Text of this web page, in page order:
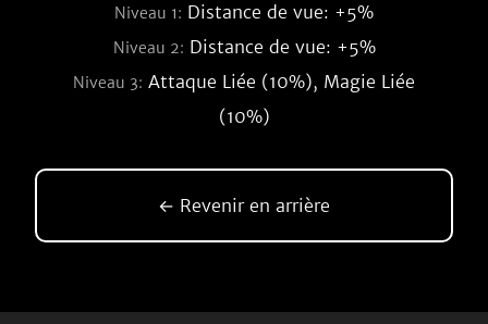
Niveau 1: Distance de vue: +5%
Niveau 2: Distance de vue: +5%
Niveau 3: Attaque Liée (10%), Magie Liée
(10%)
← Revenir en arrière